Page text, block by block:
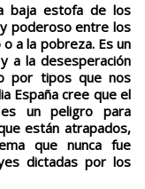
baja estofa de los
poderoso entre los
a la pobreza. Es un
a la desesperación
por tipos que nos
España cree que el
es un peligro para
están atrapados,
que nunca fue
dictadas por los